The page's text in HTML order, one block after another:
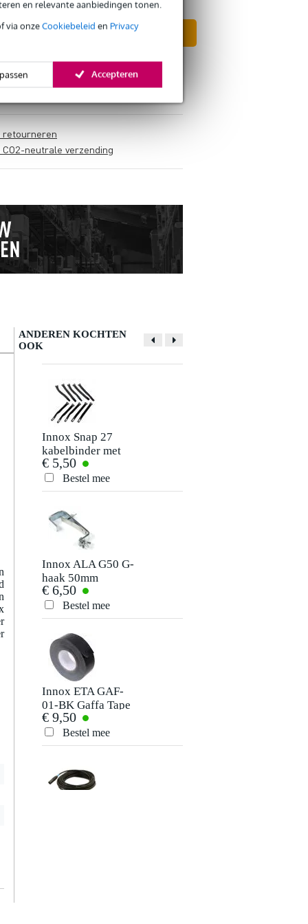
en relevante aanbiedingen tonen.
via onzeCookiebeleid en Privacy
Accepteren
In mijn winkelwagen
retourneren
CO2-neutrale verzending
Schrijf zelf een review
Je naam
Je beoordeling
Verstuur
Er zijn nog geen reviews voor dit product.
ANDEREN KOCHTEN
OOK
Innox Snap 27
kabelbinder met
klittenband smal
zwart (10 stuks)
€ 5,50
Bestel mee
Innox ALA G50 G-
haak 50mm
€ 6,50
Bestel mee
Innox ETA GAF-
01-BK Gaffa Tape
50 mm x 50 m
zwart
€ 9,50
Bestel mee